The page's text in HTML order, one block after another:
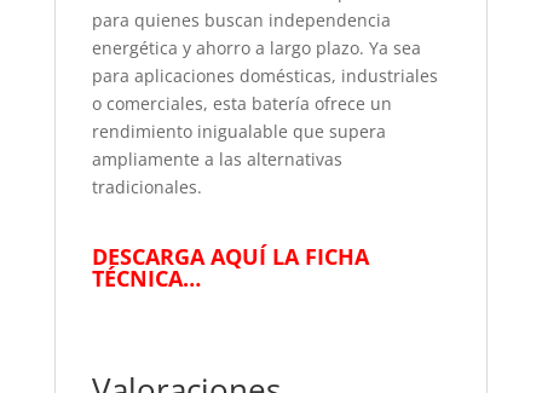
para quienes buscan independencia
energética y ahorro a largo plazo. Ya sea
para aplicaciones domésticas, industriales
o comerciales, esta batería ofrece un
rendimiento inigualable que supera
ampliamente a las alternativas
tradicionales.
DESCARGA AQUÍ LA FICHA
TÉCNICA…